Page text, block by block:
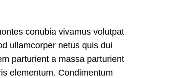
conubia vivamus volutpat
ullamcorper netus quis dui
parturient a massa parturient
elementum. Condimentum